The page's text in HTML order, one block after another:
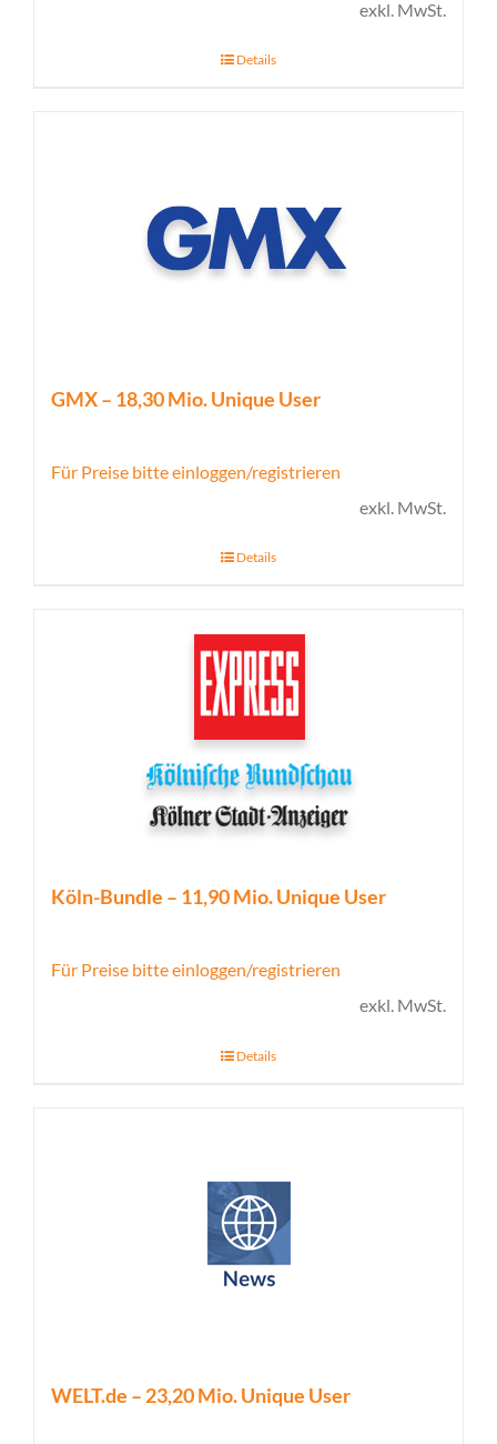
exkl. MwSt.
Details
GMX – 18,30 Mio. Unique User
Für Preise bitte einloggen/registrieren
exkl. MwSt.
Details
Köln-Bundle – 11,90 Mio. Unique User
Für Preise bitte einloggen/registrieren
exkl. MwSt.
Details
WELT.de – 23,20 Mio. Unique User